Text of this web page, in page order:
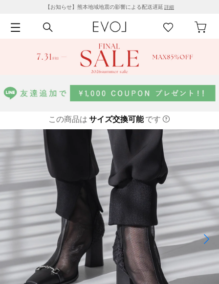
【お知らせ】熊本地域地震の影響による配送遅延 詳細
この商品は サイズ交換可能です